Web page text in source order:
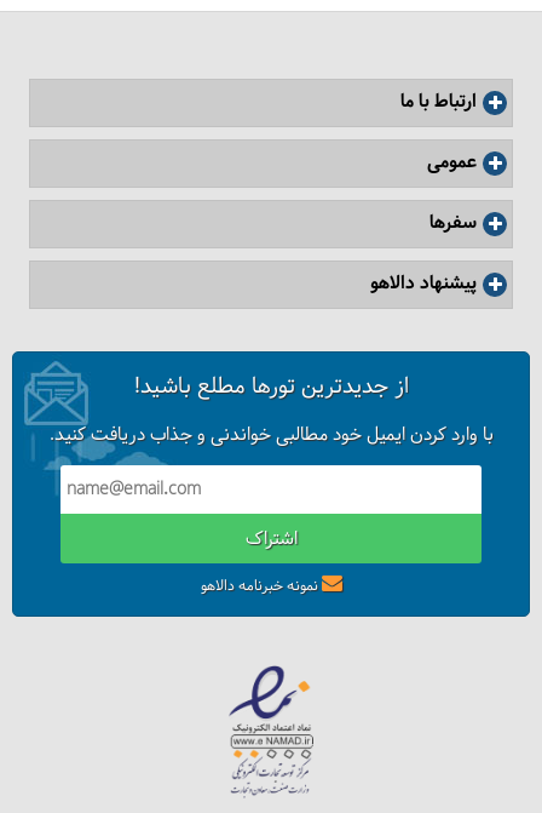
ارتباط با ما
عمومی
سفرها
پیشنهاد دالاهو
از جدیدترین تورها مطلع باشید!
با وارد کردن ایمیل خود مطالبی خواندنی و جذاب دریافت کنید.
اشتراک
نمونه خبرنامه دالاهو